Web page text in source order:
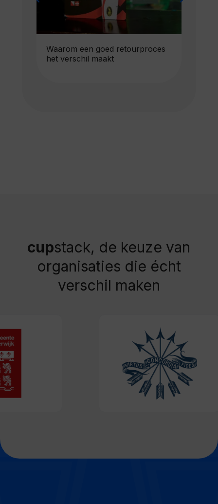
Waarom een goed retourproces
het verschil maakt
cupstack, de keuze van
organisaties die écht
verschil maken